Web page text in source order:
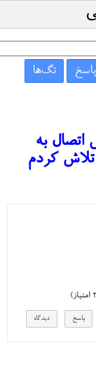
تگ‌ها
اتصال به
کردم
2 امتیاز)